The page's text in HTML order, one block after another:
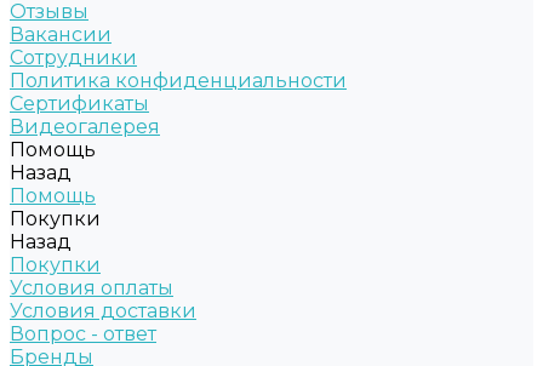
Отзывы
Вакансии
Сотрудники
Политика конфиденциальности
Сертификаты
Видеогалерея
Помощь
Назад
Помощь
Покупки
Назад
Покупки
Условия оплаты
Условия доставки
Вопрос - ответ
Бренды